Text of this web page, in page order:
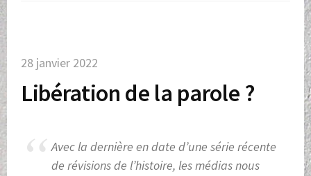
28 janvier 2022
Libération de la parole ?
Avec la dernière en date d’une série récente
de révisions de l’histoire, les médias nous